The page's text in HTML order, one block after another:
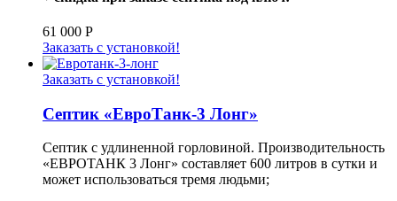
61 000 Р
Заказать с установкой!
Заказать с установкой!
Септик «ЕвроТанк-3 Лонг»
Септик с удлиненной горловиной. Производительность
«ЕВРОТАНК 3 Лонг» составляет 600 литров в сутки и
может использоваться тремя людьми;